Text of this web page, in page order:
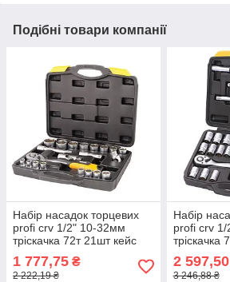
Подібні товари компанії
Набір насадок торцевих
profi crv 1/2" 10-32мм
тріскачка 72т 21шт кейс
1 777,75 ₴
2 222,19 ₴
Набір
profi crv
тріскачка
2 597,50
3 246,88 ₴